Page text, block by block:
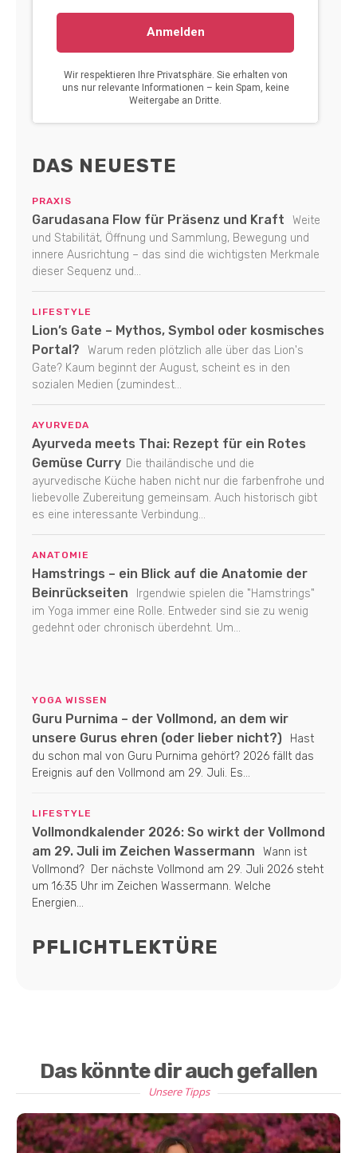
DAS NEUESTE
PRAXIS
Garudasana Flow für Präsenz und Kraft
Weite
und Stabilität, Öffnung und Sammlung, Bewegung und
innere Ausrichtung – das sind die wichtigsten Merkmale
dieser Sequenz und...
LIFESTYLE
Lion’s Gate – Mythos, Symbol oder kosmisches
Portal?
Warum reden plötzlich alle über das Lion's
Gate? Kaum beginnt der August, scheint es in den
sozialen Medien (zumindest...
AYURVEDA
Ayurveda meets Thai: Rezept für ein Rotes
Gemüse Curry Die thailändische und die
ayurvedische Küche haben nicht nur die farbenfrohe und
liebevolle Zubereitung gemeinsam. Auch historisch gibt
es eine interessante Verbindung...
ANATOMIE
Hamstrings – ein Blick auf die Anatomie der
Beinrückseiten
Irgendwie spielen die "Hamstrings"
im Yoga immer eine Rolle. Entweder sind sie zu wenig
gedehnt oder chronisch überdehnt. Um...
YOGA WISSEN
Guru Purnima – der Vollmond, an dem wir
unsere Gurus ehren (oder lieber nicht?)
Hast
du schon mal von Guru Purnima gehört? 2026 fällt das
Ereignis auf den Vollmond am 29. Juli. Es...
LIFESTYLE
Vollmondkalender 2026: So wirkt der Vollmond
am 29. Juli im Zeichen Wassermann
Wann ist
Vollmond? Der nächste Vollmond am 29. Juli 2026 steht
um 16:35 Uhr im Zeichen Wassermann. Welche
Energien...
PFLICHTLEKTÜRE
Das könnte dir auch gefallen
Unsere Tipps